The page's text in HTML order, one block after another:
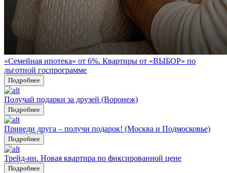
«Семейная ипотека» от 6%. Квартиры от «ВЫБОР» по
льготной госпрограмме
Подробнее
Получай подарки за друзей (Воронеж)
Подробнее
Приведи друга – получи подарок! (Москва и Подмосковье)
Подробнее
Трейд-ин. Новая квартира по фиксированной цене
Подробнее